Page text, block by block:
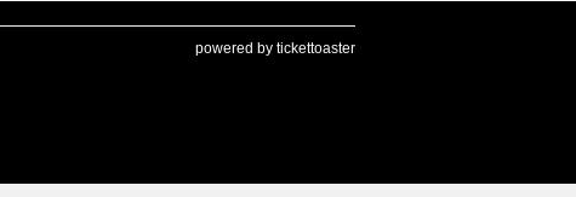
powered by tickettoaster